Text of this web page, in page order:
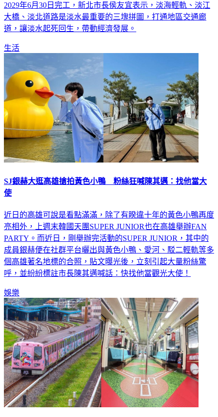
2029年6月30日完工，新北市長侯友宜表示，淡海輕軌、淡江
大橋、淡北道路是淡水最重要的三塊拼圖，打通地區交通廊
道，讓淡水起死回生，帶動經濟發展。
生活
SJ銀赫大逛高雄搶拍黃色小鴨 粉絲狂喊陳其邁：找他當大
使
近日的高雄可說是看點滿滿，除了有睽違十年的黃色小鴨再度
亮相外，上週末韓國天團SUPER JUNIOR也在高雄舉辦FAN
PARTY。而近日，剛舉辦完活動的SUPER JUNIOR，其中的
成員銀赫便在社群平台曬出與黃色小鴨、愛河、駁二輕軌等多
個高雄著名地標的合照，貼文曝光後，立刻引起大量粉絲驚
呼，並紛紛標註市長陳其邁喊話：快找他當觀光大使！
娛樂